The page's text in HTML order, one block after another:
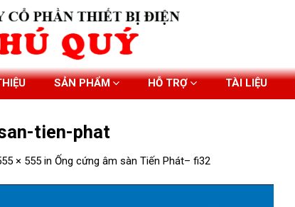
SẢN PHẨM HỖ TRỢ TÀI LIỆU
tien-phat
× 555 in Ống cứng âm sàn Tiến Phát– fi32